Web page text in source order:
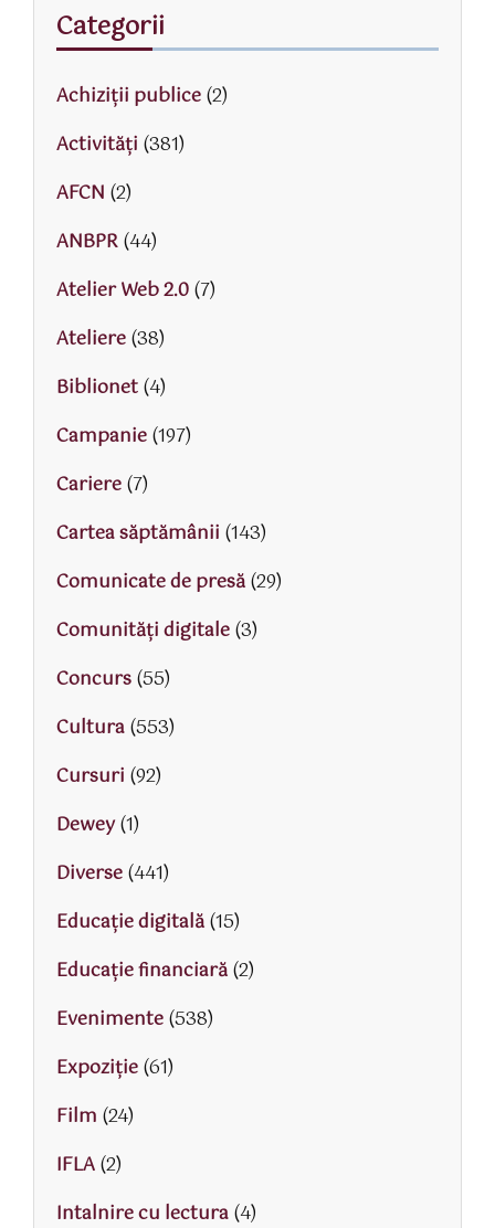
Categorii
Achiziții publice(2)
Activităţi (381)
AFCN (2)
ANBPR(44)
Atelier Web 2.0(7)
Ateliere(38)
Biblionet(4)
Campanie(197)
Cariere(7)
Cartea săptămânii (143)
Comunicate de presă(29)
Comunități digitale(3)
Concurs(55)
Cultura(553)
Cursuri (92)
Dewey(1)
Diverse(441)
Educaţie digitală(15)
Educaţie financiară(2)
Evenimente(538)
Expoziție(61)
Film (24)
IFLA(2)
Intalnire cu lectura(4)